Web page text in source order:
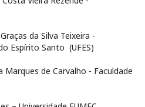
da Silva Teixeira -
Espírito Santo (UFES)
Marques de Carvalho - Faculdade